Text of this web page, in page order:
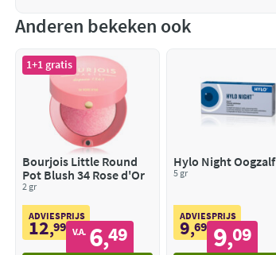
Anderen bekeken ook
1+1 gratis
Bourjois Little Round
Pot Blush 34 Rose d'Or
2 gr
ADVIESPRIJS
12,99 V.A. 6,49
Hylo Night Oogzalf
5 gr
ADVIESPRIJS
9,69 9,09